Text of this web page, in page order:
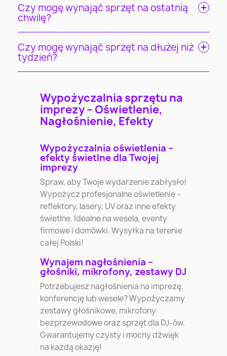
Czy mogę wynająć sprzęt na ostatnią
chwilę?
Czy mogę wynająć sprzęt na dłużej niż
tydzień?
Wypożyczalnia sprzętu na
imprezy – Oświetlenie,
Nagłośnienie, Efekty
Wypożyczalnia oświetlenia –
efekty świetlne dla Twojej
imprezy
Spraw, aby Twoje wydarzenie zabłysło!
Wypożycz profesjonalne oświetlenie –
reflektory, lasery, UV oraz inne efekty
świetlne. Idealne na wesela, eventy
firmowe i domówki. Wysyłka na terenie
całej Polski!
Wynajem nagłośnienia –
głośniki, mikrofony, zestawy DJ
Potrzebujesz nagłośnienia na imprezę,
konferencję lub wesele? Wypożyczamy
zestawy głośnikowe, mikrofony
bezprzewodowe oraz sprzęt dla DJ-ów.
Gwarantujemy czysty i mocny dźwięk
na każdą okazję!